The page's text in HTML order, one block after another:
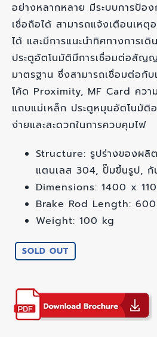
อย่างหลากหลาย มีระบบการป้อ
เชื่อถือได้ สามารถแจ้งเตือนเหตุ
ได้ และมีการแนะนำทิศทางการเดิ
ประตูอัตโนมัติมีการเชื่อมต่อสัญ
มาตรฐาน ซึ่งสามารถเชื่อมต่อกั
โค้ด Proximity, MF Card ควา
แถบแม่เหล็ก ประตูหมุนอัตโนมัติ
ง่ายและสะดวกในการควบคุมไฟ
Structure: รูปร่างของผลิ
แตนเลส 304, ปั๊มขึ้นรูป,
Dimensions: 1400 x
Brake Rod Length:
Weight: 100 kg
SOLD OUT